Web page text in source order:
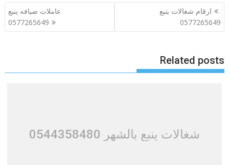
تصفّح
المقالات
ارقام شغالات ينبع
0577265649
عاملات ضيافه ينبع
0577265649
Related posts
شغالات ينبع بالشهر 0544358480